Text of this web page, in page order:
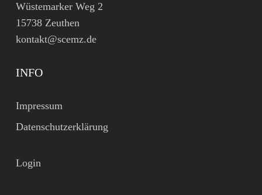
Wüstemarker Weg 2
15738 Zeuthen
kontakt@scemz.de
INFO
Impressum
Datenschutzerklärung
Login